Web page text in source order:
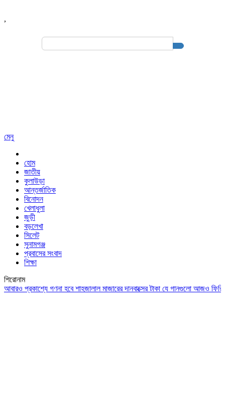
,
Search
মেনু
হোম
জাতীয়
কুলাউড়া
আন্তর্জাতিক
বিনোদন
খেলাধুলা
জুড়ী
বড়লেখা
সিলেট
সুনামগঞ্জ
প্রবাসের সংবাদ
শিক্ষা
শিরোনাম
প্রকাশ্যে গণনা হবে শাহজালাল মাজারের দানবাক্সের টাকাযে গানগুলো আজও ফিরিয়ে